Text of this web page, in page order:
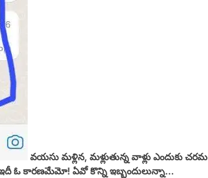
వయసు మళ్లిన, మళ్లుతున్న వాళ్లు ఎందుకు చరమ
ఇదీ ఓ కారణమేమో! ఏవో కొన్ని ఇబ్బందులున్నా…